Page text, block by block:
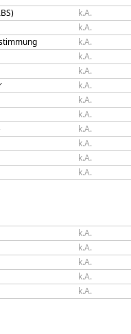
k.A.
k.A.
k.A.
k.A.
k.A.
k.A.
k.A.
k.A.
k.A.
k.A.
k.A.
k.A.
k.A.
k.A.
k.A.
k.A.
k.A.